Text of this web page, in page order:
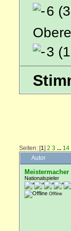
6
3
Seiten: [1]2 3 ... 14
Autor
Meistermacher
Nationalspieler
Offline